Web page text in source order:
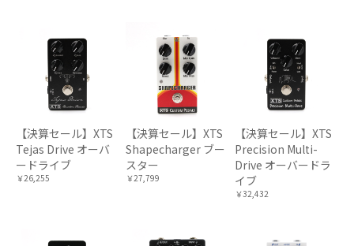
【決算セール】XTS
Tejas Drive オーバ
ードライブ
￥26,255
【決算セール】XTS
Shapecharger ブー
スター
￥27,799
【決算セール】XTS
Precision Multi-
Drive オーバードラ
イブ
￥32,432